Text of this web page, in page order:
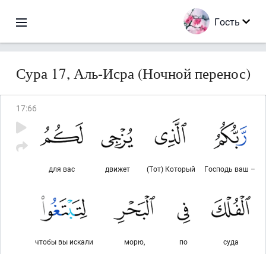
Гость
Сура 17, Аль-Исра (Ночной перенос)
17:66
Господь ваш –
(Тот) Который
движет
для вас
суда
по
морю,
чтобы вы искали